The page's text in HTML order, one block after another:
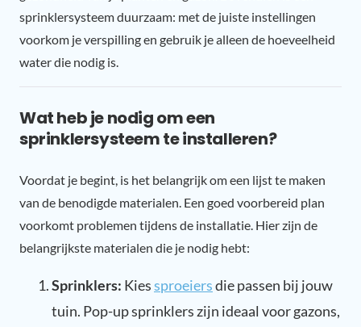
sprinklersysteem duurzaam: met de juiste instellingen
voorkom je verspilling en gebruik je alleen de hoeveelheid
water die nodig is.
Wat heb je nodig om een
sprinklersysteem te installeren?
Voordat je begint, is het belangrijk om een lijst te maken
van de benodigde materialen. Een goed voorbereid plan
voorkomt problemen tijdens de installatie. Hier zijn de
belangrijkste materialen die je nodig hebt:
Sprinklers: Kiessproeiersdie passen bij jouw
tuin. Pop-up sprinklers zijn ideaal voor gazons,